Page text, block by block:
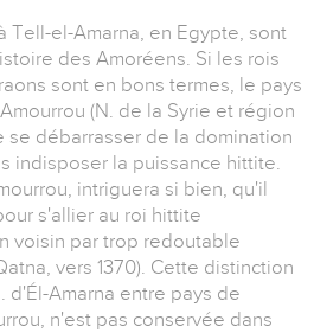
Tell-el-Amarna, en Egypte, sont
des Amoréens. Si les rois
sont en bons termes, le pays
(N. de la Syrie et région
se débarrasser de la domination
indisposer la puissance hittite.
intriguera si bien, qu'il
s'allier au roi hittite
voisin par trop redoutable
vers 1370). Cette distinction
d'Él-Amarna entre pays de
n'est pas conservée dans